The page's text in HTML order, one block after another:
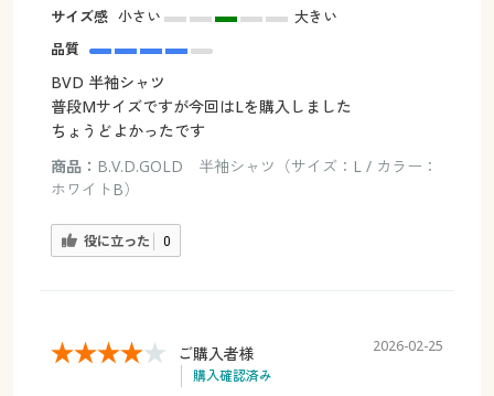
サイズ感 小さい
大きい
品質
BVD 半袖シャツ
普段Mサイズですが今回はLを購入しました
ちょうどよかったです
商品： B.V.D.GOLD 半袖シャツ（サイズ：L / カラー：
ホワイトB）
役に立った 0
ご購入者様
購入確認済み
2026-02-25